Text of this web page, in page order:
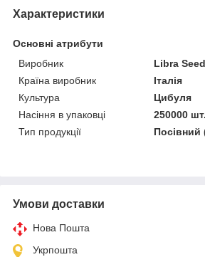
Характеристики
Основні атрибути
Виробник
Libra
Країна виробник
Італія
Культура
Цибуля
Насіння в упаковці
250000 шт.
Тип продукції
Посівний
Умови доставки
Нова Пошта
Укрпошта